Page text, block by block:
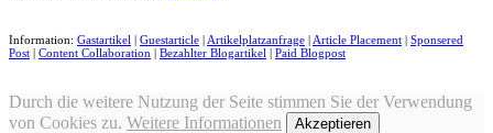
Information: Gastartikel | Guestarticle | Artikelplatzanfrage | Article Placement | Sponsered
Post | Content Collaboration | Bezahlter Blogartikel | Paid Blogpost
Durch die weitere Nutzung der Seite stimmen Sie der Verwendung
von Cookies zu. Weitere Informationen Akzeptieren